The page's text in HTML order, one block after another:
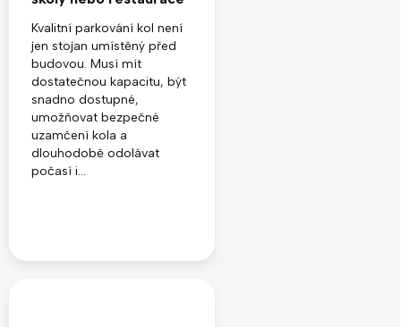
Kvalitní parkování kol není
jen stojan umístěný před
budovou. Musí mít
dostatečnou kapacitu, být
snadno dostupné,
umožňovat bezpečné
uzamčení kola a
dlouhodobě odolávat
počasí i...